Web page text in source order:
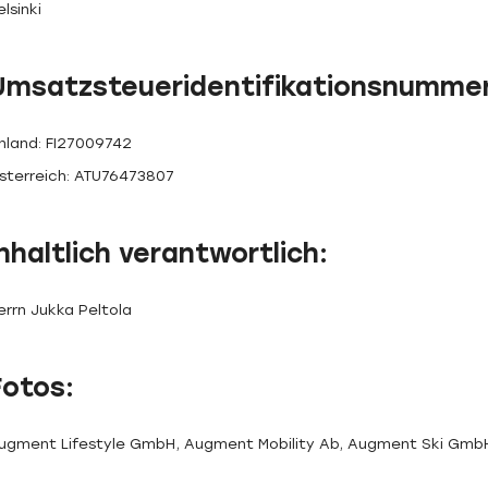
FI27009742
ATU76473807
verantwortlich:
Jukka Peltola
Lifestyle GmbH, Augment Mobility Ab, Augment Ski